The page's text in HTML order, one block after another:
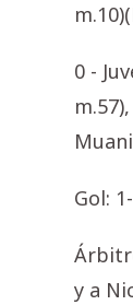
0 -
Gol:
y a